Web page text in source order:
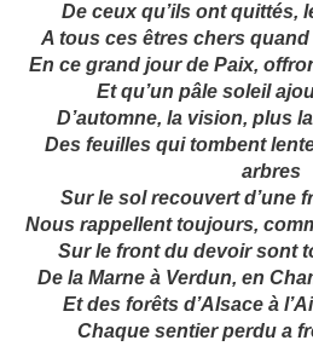
De ceux qu’ils ont quittés,
A tous ces êtres chers quand
En ce grand jour de Paix,
Et qu’un pâle soleil
D’automne, la vision, plus
Des feuilles qui tombent
arbres
Sur le sol recouvert d’une
Nous rappellent toujours,
Sur le front du devoir sont
De la Marne à Verdun, en
Et des forêts d’Alsace à
Chaque sentier perdu a